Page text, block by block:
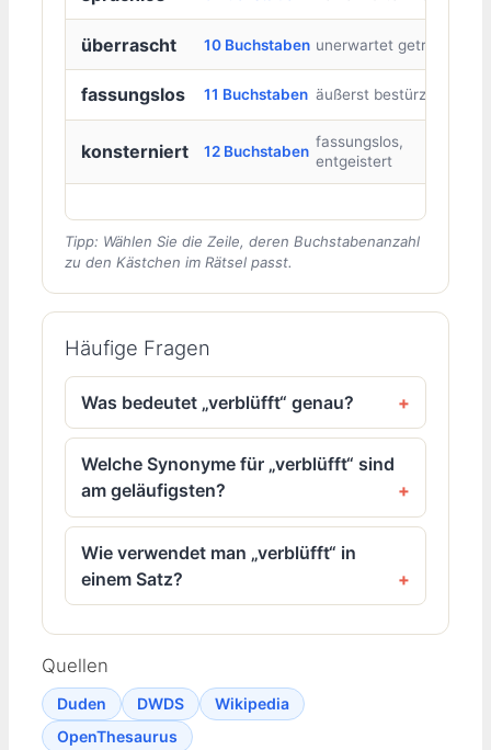
überrascht 10 Buchstaben unerwartet getroffen
fassungslos 11 Buchstaben äußerst bestürzt
konsterniert 12 Buchstaben
fassungslos,
entgeistert
Tipp: Wählen Sie die Zeile, deren Buchstabenanzahl
zu den Kästchen im Rätsel passt.
Häufige Fragen
Was bedeutet „verblüfft“ genau?
Welche Synonyme für „verblüfft“ sind
am geläufigsten?
Wie verwendet man „verblüfft“ in
einem Satz?
Quellen
Duden DWDS
Wikipedia
OpenThesaurus